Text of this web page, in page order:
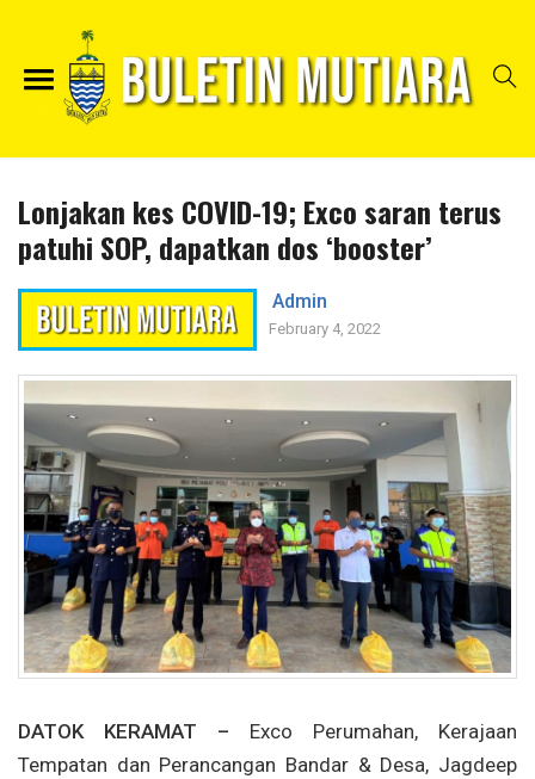
Lonjakan kes COVID-19; Exco saran terus
patuhi SOP, dapatkan dos ‘booster’
Admin
February 4, 2022
DATOK KERAMAT – Exco Perumahan, Kerajaan
Tempatan dan Perancangan Bandar & Desa, Jagdeep